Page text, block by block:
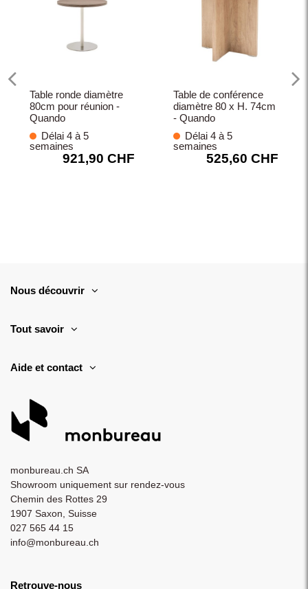
Table ronde diamètre
80cm pour réunion -
Quando
Délai 4 à 5
semaines
921,90 CHF
Table de conférence
diamètre 80 x H. 74cm
- Quando
Délai 4 à 5
semaines
525,60 CHF
Nous découvrir
Tout savoir
Aide et contact
monbureau.ch SA
Showroom uniquement sur rendez-vous
Chemin des Rottes 29
1907 Saxon, Suisse
027 565 44 15
info@monbureau.ch
Retrouve-nous